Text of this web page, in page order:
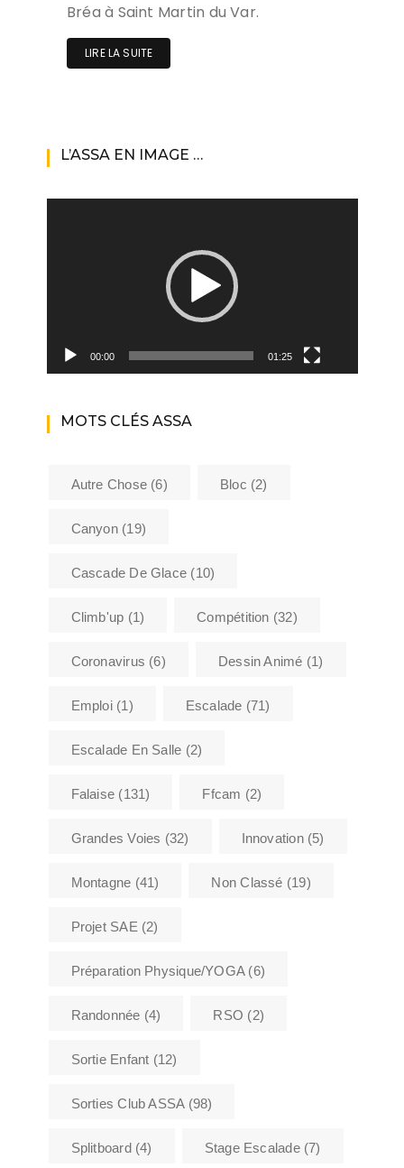
Bréa à Saint Martin du Var.
LIRE LA SUITE
L’ASSA EN IMAGE …
00:00 01:25
MOTS CLÉS ASSA
Autre Chose(6) Bloc (2)
Canyon(19)
Cascade De Glace (10)
Climb'up (1) Compétition (32)
Coronavirus (6) Dessin Animé (1)
Emploi(1) Escalade (71)
Escalade En Salle (2)
Falaise (131) Ffcam (2)
Grandes Voies (32) Innovation(5)
Montagne (41) Non Classé (19)
Projet SAE (2)
Préparation Physique/YOGA(6)
Randonnée (4) RSO (2)
Sortie Enfant (12)
Sorties Club ASSA(98)
Splitboard(4) Stage Escalade(7)